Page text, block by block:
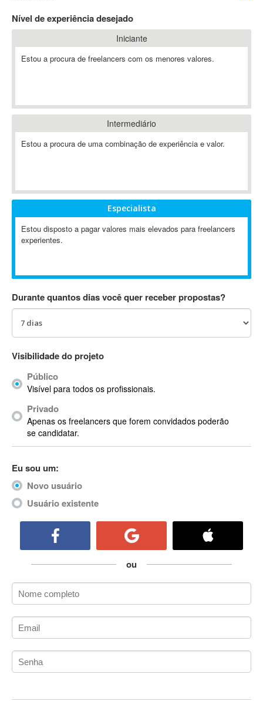
AAUS Scientific Diver
Ab Initio
ABAP
Abaqus
AbleCommerce
Ableton Live
Absynth
AC Drives
AC3
ACARS
ACDSee
ACPI
Acrobat
Acrobat X
Acronis
Actian
ActionScript
ActionScript 3
Active Directory
ActiveX
ActiveX Data Objects (ADO)
Ada
Adianti Framework
Administração
Administração Acadêmica
Administração de Artistas e Repertórios
Administração de Banco de Dados
Administração PostgreSQL
ADO.NET
ADO.NET Entity Framework
Nível de experiência desejado
Iniciante
Estou a procura de freelancers com os menores valores.
Intermediário
Estou a procura de uma combinação de experiência e valor.
Especialista
Estou disposto a pagar valores mais elevados para freelancers
experientes.
Durante quantos dias você quer receber propostas?
Visibilidade do projeto
Público
Visível para todos os profissionais.
Privado
Apenas os freelancers que forem convidados poderão
se candidatar.
Eu sou um:
Novo usuário
Usuário existente
ou